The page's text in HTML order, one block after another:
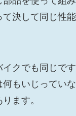
て決して同じ性
イクでも同じで
何もいじってい
ます。